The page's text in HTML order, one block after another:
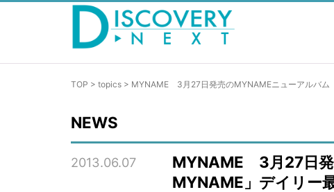
TOP > topics > MYNAME 3月27日発売のMYNAMEニューアルバム
NEWS
2013.06.07
MYNAME 3月27日発
MYNAME」デイリー